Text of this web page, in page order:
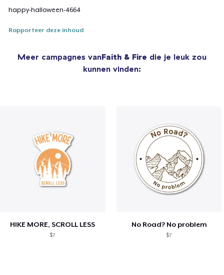
happy-halloween-4664
Rapporteer deze inhoud
Meer campagnes vanFaith & Fire die je leuk zou
kunnen vinden:
HIKE MORE, SCROLL LESS
$7
No Road? No problem
$7